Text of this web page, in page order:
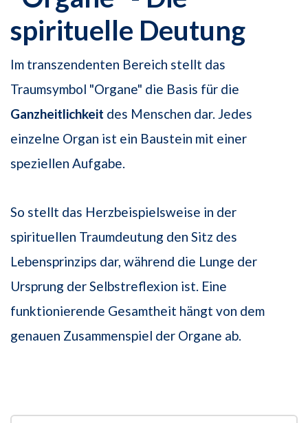
spirituelle Deutung
Im transzendenten Bereich stellt das
Traumsymbol "Organe" die Basis für die
Ganzheitlichkeit des Menschen dar. Jedes
einzelne Organ ist ein Baustein mit einer
speziellen Aufgabe.
So stellt das Herzbeispielsweise in der
spirituellen Traumdeutung den Sitz des
Lebensprinzips dar, während die Lunge der
Ursprung der Selbstreflexion ist. Eine
funktionierende Gesamtheit hängt von dem
genauen Zusammenspiel der Organe ab.